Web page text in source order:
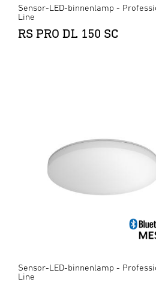
Sensor-LED-binnenlamp -
Line
RS PRO DL 150 SC
Sensor-LED-binnenlamp -
Line